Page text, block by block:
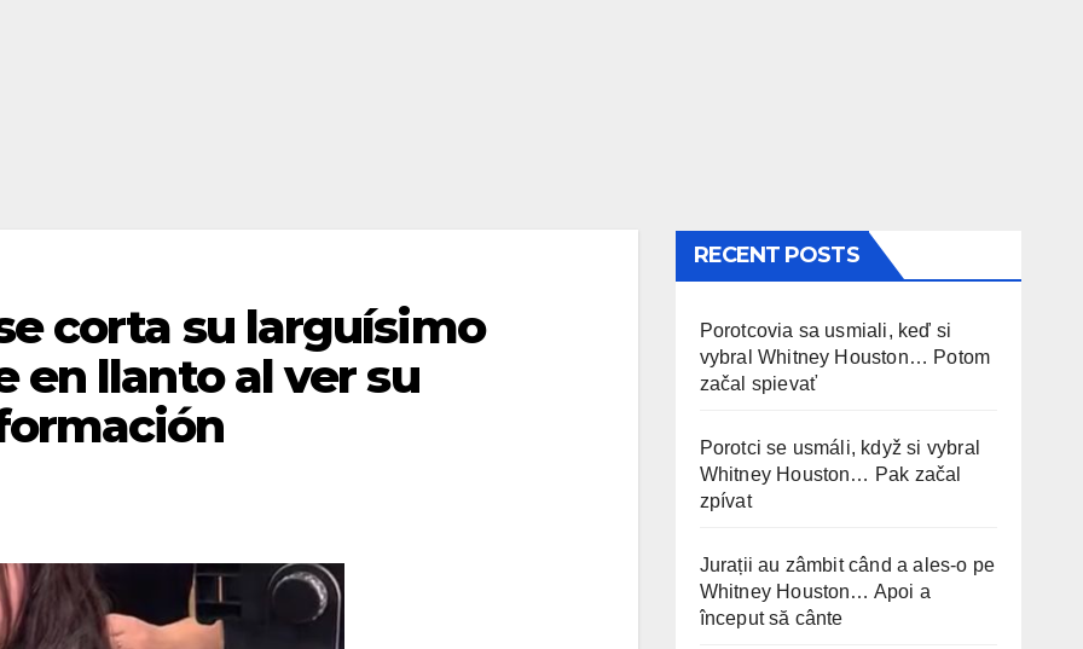
corta su larguísimo
llanto al ver su
RECENT POSTS
Porotcovia sa usmiali, keď si
vybral Whitney Houston… Potom
začal spievať
Porotci se usmáli, když si vybral
Whitney Houston… Pak začal
zpívat
Jurații au zâmbit când a ales-o pe
Whitney Houston… Apoi a
început să cânte